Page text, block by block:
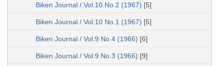
Biken Journal / Vol.10 No.2 (1967) [5]
Biken Journal / Vol.10 No.1 (1967) [5]
Biken Journal / Vol.9 No.4 (1966) [6]
Biken Journal / Vol.9 No.3 (1966) [9]